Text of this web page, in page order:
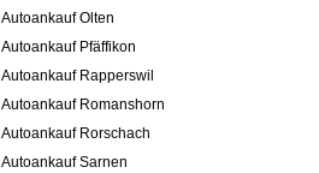
Autoankauf Olten
Autoankauf Pfäffikon
Autoankauf Rapperswil
Autoankauf Romanshorn
Autoankauf Rorschach
Autoankauf Sarnen